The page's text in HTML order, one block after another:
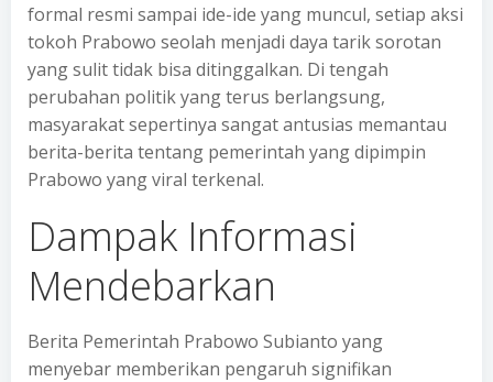
formal resmi sampai ide-ide yang muncul, setiap aksi
tokoh Prabowo seolah menjadi daya tarik sorotan
yang sulit tidak bisa ditinggalkan. Di tengah
perubahan politik yang terus berlangsung,
masyarakat sepertinya sangat antusias memantau
berita-berita tentang pemerintah yang dipimpin
Prabowo yang viral terkenal.
Dampak Informasi
Mendebarkan
Berita Pemerintah Prabowo Subianto yang
menyebar memberikan pengaruh signifikan